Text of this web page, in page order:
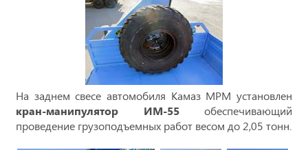
На заднем свесе автомобиля Камаз МРМ установлен
кран-манипулятор ИМ-55обеспечивающий
проведение грузоподъемных работ весом до 2,05 тонн.